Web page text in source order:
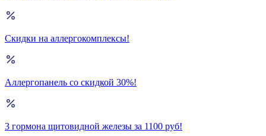
Скидки на аллергокомплексы!
Аллергопанель со скидкой 30%!
3 гормона щитовидной железы за 1100 руб!